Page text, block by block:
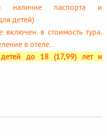
наличие паспорта и
детей)
в стоимость тура.
в отеле.
детей до 18 (17,99) лет и